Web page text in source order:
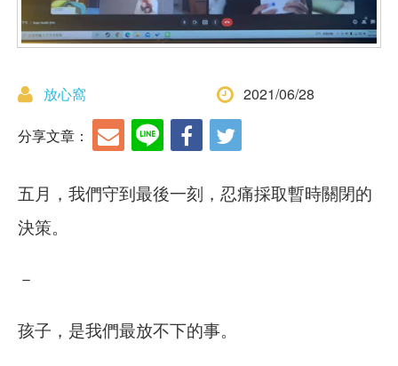
放心窩 2021/06/28
分享文章：
五月，我們守到最後一刻，忍痛採取暫時關閉的
決策。
－
孩子，是我們最放不下的事。